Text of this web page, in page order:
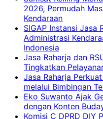
2026, Permudah
Kendaraan
SIGAP Instansi Jasa
Administrasi
Indonesia
Jasa Raharja dan
Tingkatkan
Jasa Raharja
melalui Bimbingan
Eko Suwanto Ajak
dengan Konten
Komisi C DPRD DIY